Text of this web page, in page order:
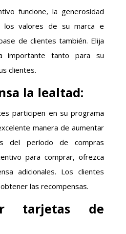
funcione, la generosidad
valores de su marca e
de clientes también. Elija
importante tanto para su
clientes.
la lealtad:
participen en su programa
manera de aumentar
del período de compras
para comprar, ofrezca
adicionales. Los clientes
las recompensas.
tarjetas de